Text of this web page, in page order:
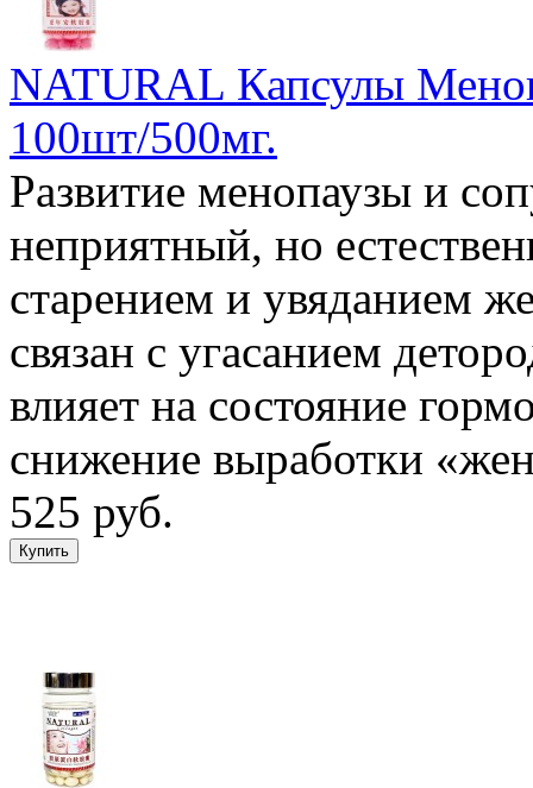
NATURAL Капсулы
100шт/500мг.
Развитие менопаузы и
неприятный, но
старением и увяданием
связан с угасанием
влияет на состояние
снижение выработки
525 руб.